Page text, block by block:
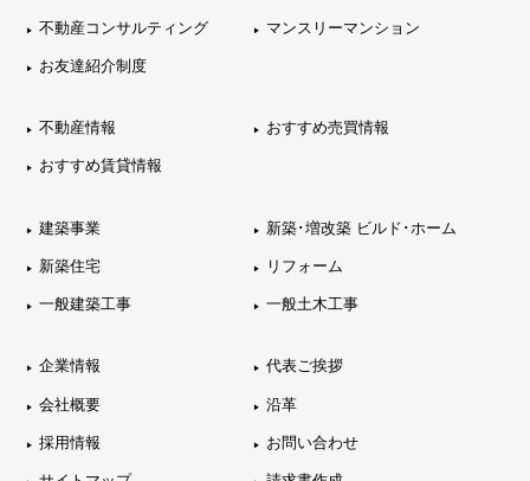
不動産コンサルティング マンスリーマンション
お友達紹介制度
不動産情報 おすすめ売買情報
おすすめ賃貸情報
建築事業 新築･増改築 ビルド･ホーム
新築住宅 リフォーム
一般建築工事 一般土木工事
企業情報 代表ご挨拶
会社概要 沿革
採用情報 お問い合わせ